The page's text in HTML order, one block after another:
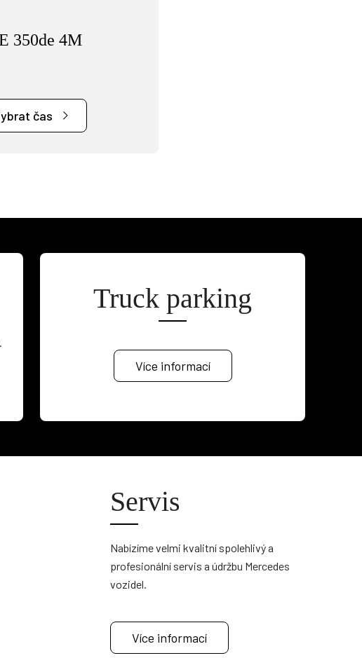
350de 4M
čas
Truck parking
Více informací
Servis
Nabízíme velmi kvalitní spolehlivý a
profesionální servis a údržbu Mercedes
vozidel.
Více informací